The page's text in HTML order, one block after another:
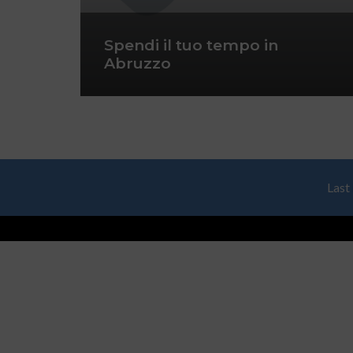
Spendi il tuo tempo in
Abruzzo